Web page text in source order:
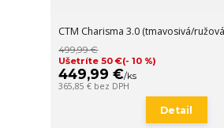
CTM Charisma 3.0 (tmavosivá/
499,99 €
Ušetríte 50 €(- 10 %)
449,99 €/ks
365,85 € bez DPH
Detail